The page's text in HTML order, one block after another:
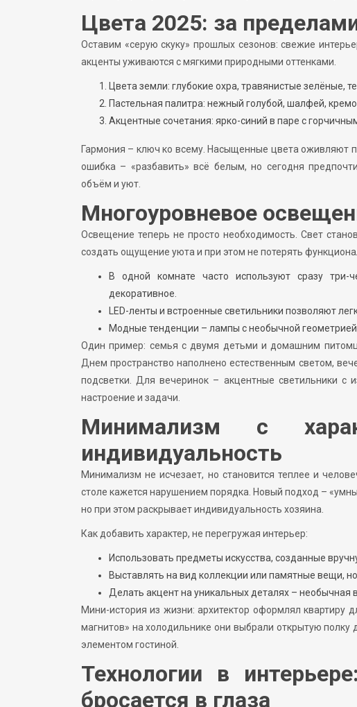
Цвета 2025: за
Оставим «серую скуку» прошлых сезонов: свежие
акценты уживаются с мягкими природными оттенками.
Цвета земли: глубокие охра, травянистые зелёные,
Пастельная палитра: нежный голубой, шалфей,
Акцентные сочетания: ярко-синий в паре с
Гармония – ключ ко всему. Насыщенные цвета оживляют
ошибка – «разбавить» всё белым, но сегодня
объём и уют.
Многоуровневое
Освещение теперь не просто необходимость. Свет
создать ощущение уюта и при этом не потерять
В одной комнате часто используют сразу три-
декоративное.
LED-ленты и встроенные светильники позволяют
Модные тенденции – лампы с необычной
Один пример: семья с двумя детьми и домашним
Днем пространство наполнено естественным светом,
подсветки. Для вечеринок – акцентные светильники с
настроение и задачи.
Минимализм с
индивидуальность
Минимализм не исчезает, но становится теплее и
столе кажется нарушением порядка. Новый подход –
но при этом раскрывает индивидуальность хозяина.
Как добавить характер, не перегружая интерьер:
Использовать предметы искусства, созданные
Выставлять на вид коллекции или памятные вещи,
Делать акцент на уникальных деталях – необычная
Мини-история из жизни: архитектор оформлял квартиру
магнитов» на холодильнике они выбрали открытую
элементом гостиной.
Технологии в
бросается в глаза